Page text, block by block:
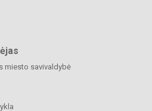
miesto savivaldybė